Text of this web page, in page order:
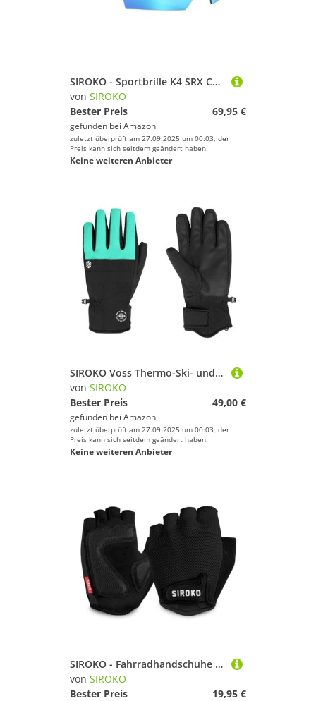
SIROKO - Sportbrille K4 SRX Cape TownDurchsichtig/Blau
von SIROKO
Bester Preis
69,95 €
gefunden bei Amazon
zuletzt überprüft am 27.09.2025 um 00:03; der
Preis kann sich seitdem geändert haben.
Keine weiteren Anbieter
SIROKO Voss Thermo-Ski- und Schneehandschuhe, Türkis, Schwarz, Größe S
von SIROKO
Bester Preis
49,00 €
gefunden bei Amazon
zuletzt überprüft am 27.09.2025 um 00:03; der
Preis kann sich seitdem geändert haben.
Keine weiteren Anbieter
SIROKO - Fahrradhandschuhe Aero Black - XXS - Schwarz
von SIROKO
Bester Preis
19,95 €